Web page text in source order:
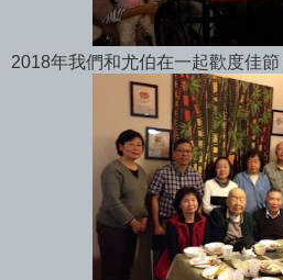
2018年我們和尤伯在一起歡度佳節